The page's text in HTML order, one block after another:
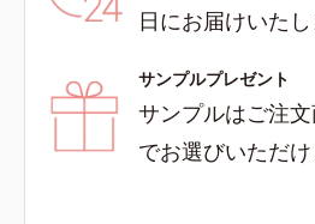
日にお届けいた
サンプルプレゼント
サンプルはご注
でお選びいただ